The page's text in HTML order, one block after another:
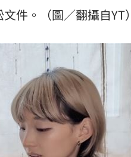
件。（圖／翻攝自YT）